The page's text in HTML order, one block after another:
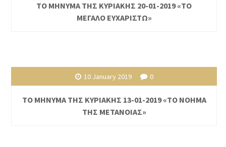
ΤΟ ΜΗΝΥΜΑ ΤΗΣ ΚΥΡΙΑΚΗΣ 20-01-2019 «ΤΟ
ΜΕΓΑΛΟ ΕΥΧΑΡΙΣΤΩ»
10 January 2019 0
ΤΟ ΜΗΝΥΜΑ ΤΗΣ ΚΥΡΙΑΚΗΣ 13-01-2019 «ΤΟ ΝΟΗΜΑ
ΤΗΣ ΜΕΤΑΝΟΙΑΣ»